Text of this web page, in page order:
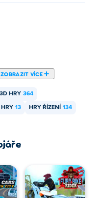
ZOBRAZIT VÍCE
3D HRY 364
HRY 13 HRY ŘÍZENÍ 134